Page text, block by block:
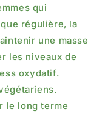
qui
régulière, la
une masse
les niveaux de
oxydatif.
le long terme